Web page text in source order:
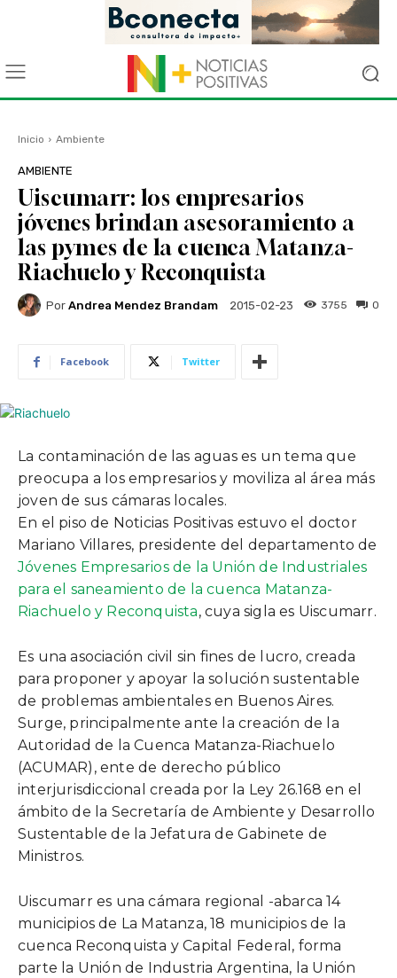
Inicio Ambiente
AMBIENTE
Uiscumarr: los empresarios
jóvenes brindan asesoramiento a
las pymes de la cuenca Matanza-
Riachuelo y Reconquista
Por Andrea Mendez Brandam 2015-02-23 0
3755
Facebook Twitter
La contaminación de las aguas es un tema que
preocupa a los empresarios y moviliza al área más
joven de sus cámaras locales.
En el piso de Noticias Positivas estuvo el doctor
Mariano Villares, presidente del departamento de
Jóvenes Empresarios de la Unión de Industriales
para el saneamiento de la cuenca Matanza-
Riachuelo y Reconquista, cuya sigla es Uiscumarr.
Es una asociación civil sin fines de lucro, creada
para proponer y apoyar la solución sustentable
de problemas ambientales en Buenos Aires.
Surge, principalmente ante la creación de la
Autoridad de la Cuenca Matanza-Riachuelo
(ACUMAR), ente de derecho público
interjurisdiccional creada por la Ley 26.168 en el
ámbito de la Secretaría de Ambiente y Desarrollo
Sustentable de la Jefatura de Gabinete de
Ministros.
Uiscumarr es una cámara regional -abarca 14
municipios de La Matanza, 18 municipios de la
cuenca Reconquista y Capital Federal, forma
parte la Unión de Industria Argentina, la Unión